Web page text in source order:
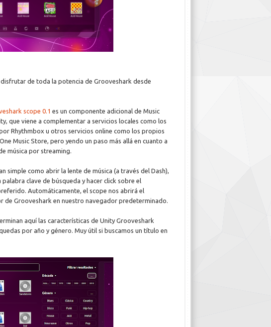
de toda la potencia de Grooveshark desde
scope 0.1 es un componente adicional de Music
que viene a complementar a servicios locales como los
Rhythmbox u otros servicios online como los propios
Music Store, pero yendo un paso más allá en cuanto a
música por streaming.
simple como abrir la lente de música (a través del Dash),
palabra clave de búsqueda y hacer click sobre el
Automáticamente, el scope nos abrirá el
de Grooveshark en nuestro navegador predeterminado.
aquí las características de Unity Grooveshark
por año y género. Muy útil si buscamos un título en